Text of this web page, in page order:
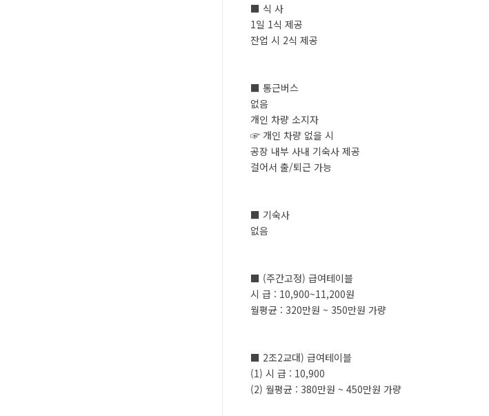
■ 식 사
1일 1식 제공
잔업 시 2식 제공
■ 통근버스
없음
개인 차량 소지자
☞ 개인 차량 없을 시
공장 내부 사내 기숙사 제공
걸어서 출/퇴근 가능
■ 기숙사
없음
■ (주간고정) 급여테이블
시 급 : 10,900~11,200원
월평균 : 320만원 ~ 350만원 가량
■ 2조2교대) 급여테이블
(1) 시 급 : 10,900
(2) 월평균 : 380만원 ~ 450만원 가량